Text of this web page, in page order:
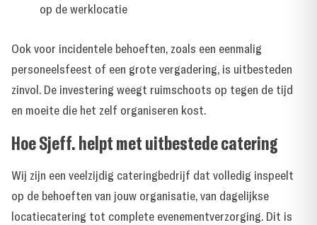
op de werklocatie
Ook voor incidentele behoeften, zoals een eenmalig
personeelsfeest of een grote vergadering, is uitbesteden
zinvol. De investering weegt ruimschoots op tegen de tijd
en moeite die het zelf organiseren kost.
Hoe Sjeff. helpt met uitbestede catering
Wij zijn een veelzijdig cateringbedrijf dat volledig inspeelt
op de behoeften van jouw organisatie, van dagelijkse
locatiecatering tot complete evenementverzorging. Dit is